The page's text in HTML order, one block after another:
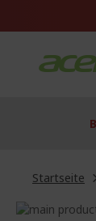
Startseite
Zum